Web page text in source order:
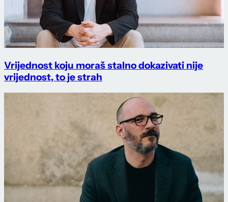
Vrijednost koju moraš stalno dokazivati nije
vrijednost, to je strah